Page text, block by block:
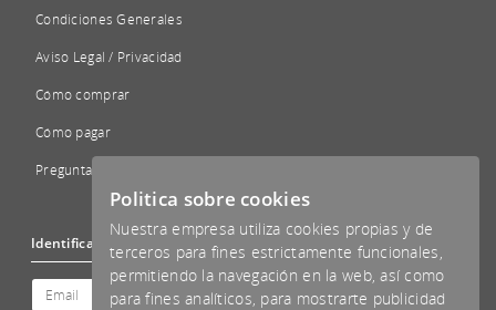
Condiciones Generales
Aviso Legal / Privacidad
Cómo comprar
Cómo pagar
Preguntas Frecuentes - FAQs
Identificación
Politica sobre cookies
Nuestra empresa utiliza cookies propias y de
terceros para fines estrictamente funcionales,
permitiendo la navegación en la web, así como
para fines analíticos, para mostrarte publicidad